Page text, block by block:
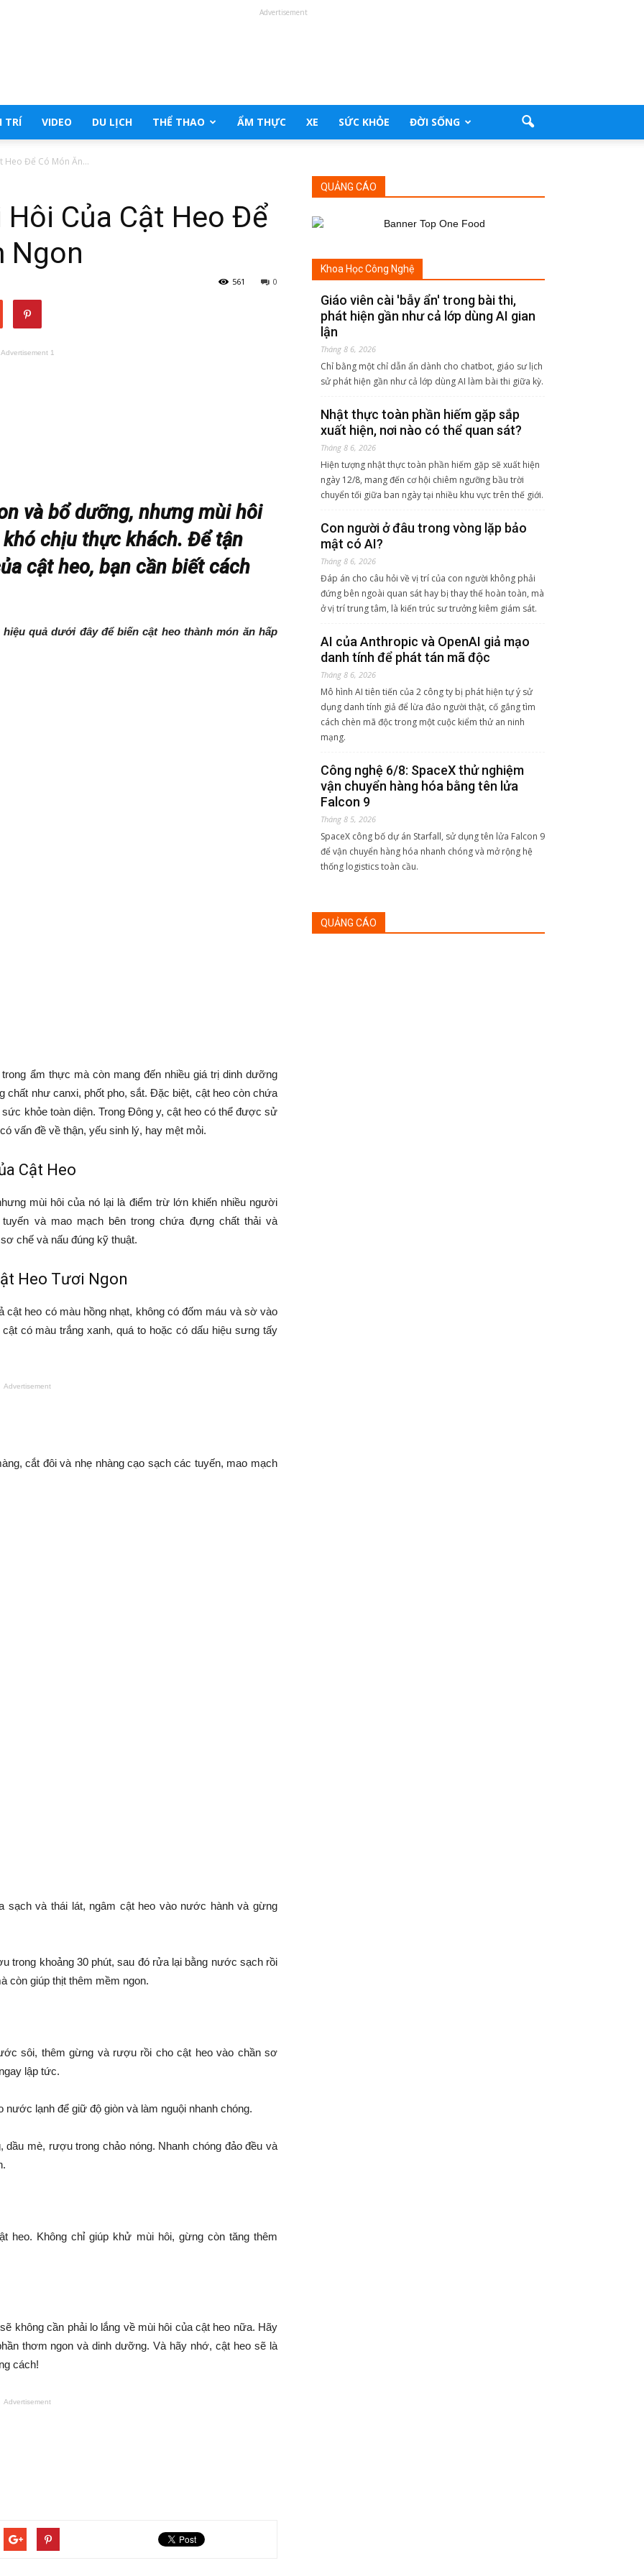
Advertisement
TRÍ VIDEO DU LỊCH THỂ THAO ẨM THỰC XE SỨC KHỎE ĐỜI SỐNG
Heo Để Có Món Ăn...
Của Cật Heo Để
Ngon
0
561
Advertisement 1
và bổ dưỡng, nhưng mùi hôi
chịu thực khách. Để tận
cật heo, bạn cần biết cách
quả dưới đây để biến cật heo thành món ăn hấp
ẩm thực mà còn mang đến nhiều giá trị dinh dưỡng
chất như canxi, phốt pho, sắt. Đặc biệt, cật heo còn chứa
khỏe toàn diện. Trong Đông y, cật heo có thể được sử
vấn đề về thận, yếu sinh lý, hay mệt mỏi.
Cật Heo
mùi hôi của nó lại là điểm trừ lớn khiến nhiều người
và mao mạch bên trong chứa đựng chất thải và
chế và nấu đúng kỹ thuật.
Heo Tươi Ngon
heo có màu hồng nhạt, không có đốm máu và sờ vào
có màu trắng xanh, quá to hoặc có dấu hiệu sưng tấy
Advertisement
cắt đôi và nhẹ nhàng cạo sạch các tuyến, mao mạch
và thái lát, ngâm cật heo vào nước hành và gừng
trong khoảng 30 phút, sau đó rửa lại bằng nước sạch rồi
còn giúp thịt thêm mềm ngon.
sôi, thêm gừng và rượu rồi cho cật heo vào chần sơ
lập tức.
lạnh để giữ độ giòn và làm nguội nhanh chóng.
mè, rượu trong chảo nóng. Nhanh chóng đảo đều và
heo. Không chỉ giúp khử mùi hôi, gừng còn tăng thêm
không cần phải lo lắng về mùi hôi của cật heo nữa. Hãy
thơm ngon và dinh dưỡng. Và hãy nhớ, cật heo sẽ là
cách!
Advertisement
QUẢNG CÁO
Khoa Học Công Nghệ
Giáo viên cài 'bẫy ẩn' trong bài thi,
phát hiện gần như cả lớp dùng AI gian
lận
Tháng 8 6, 2026
Chỉ bằng một chỉ dẫn ẩn dành cho chatbot, giáo sư lịch
sử phát hiện gần như cả lớp dùng AI làm bài thi giữa kỳ.
Nhật thực toàn phần hiếm gặp sắp
xuất hiện, nơi nào có thể quan sát?
Tháng 8 6, 2026
Hiện tượng nhật thực toàn phần hiếm gặp sẽ xuất hiện
ngày 12/8, mang đến cơ hội chiêm ngưỡng bầu trời
chuyển tối giữa ban ngày tại nhiều khu vực trên thế giới.
Con người ở đâu trong vòng lặp bảo
mật có AI?
Tháng 8 6, 2026
Đáp án cho câu hỏi về vị trí của con người không phải
đứng bên ngoài quan sát hay bị thay thế hoàn toàn, mà
ở vị trí trung tâm, là kiến trúc sư trưởng kiêm giám sát.
AI của Anthropic và OpenAI giả mạo
danh tính để phát tán mã độc
Tháng 8 6, 2026
Mô hình AI tiên tiến của 2 công ty bị phát hiện tự ý sử
dụng danh tính giả để lừa đảo người thật, cố gắng tìm
cách chèn mã độc trong một cuộc kiểm thử an ninh
mạng.
Công nghệ 6/8: SpaceX thử nghiệm
vận chuyển hàng hóa bằng tên lửa
Falcon 9
Tháng 8 5, 2026
SpaceX công bố dự án Starfall, sử dụng tên lửa Falcon 9
để vận chuyển hàng hóa nhanh chóng và mở rộng hệ
thống logistics toàn cầu.
QUẢNG CÁO